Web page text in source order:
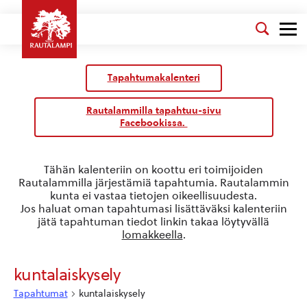
Tapahtumakalenteri
Rautalammilla tapahtuu-sivu
Facebookissa.
kuntalaiskysely
Tapahtumat kuntalaiskysely
Kalenteri
Tapahtumat
Tähän kalenteriin on koottu eri toimijoiden
Rautalammilla järjestämiä tapahtumia. Rautalammin
kunta ei vastaa tietojen oikeellisuudesta.
Jos haluat oman tapahtumasi lisättäväksi kalenteriin
jätä tapahtuman tiedot linkin takaa löytyvällä
lomakkeella.